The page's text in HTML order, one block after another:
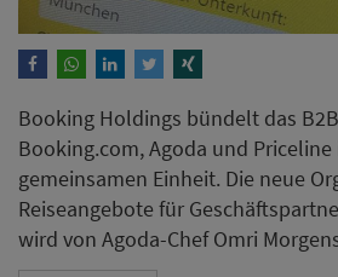
Booking Holdings bündelt das
Booking.com, Agoda und
gemeinsamen Einheit. Die neue
Reiseangebote für
wird von Agoda-Chef Omri